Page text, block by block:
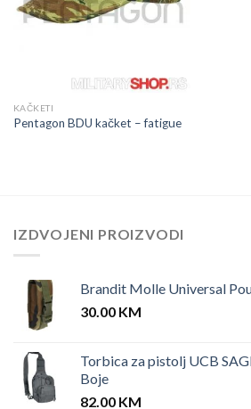
KAČKETI
Pentagon BDU kačket – fatigue
IZDVOJENI PROIZVODI
Brandit Molle Universal
30.00 KM
Torbica za pistolj UCB
Boje
82.00 KM